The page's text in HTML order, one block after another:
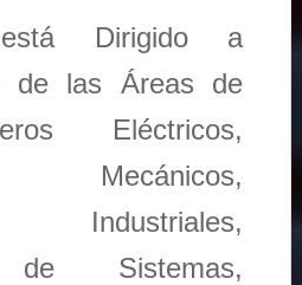
Dirigido a
de las Áreas de
Eléctricos,
Mecánicos,
Industriales,
de Sistemas,